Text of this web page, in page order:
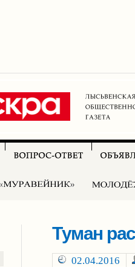
Туман
02.04.2016